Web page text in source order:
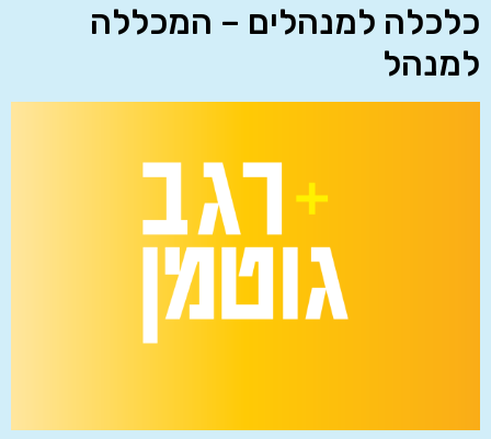
כלכלה למנהלים – המכללה
למנהל